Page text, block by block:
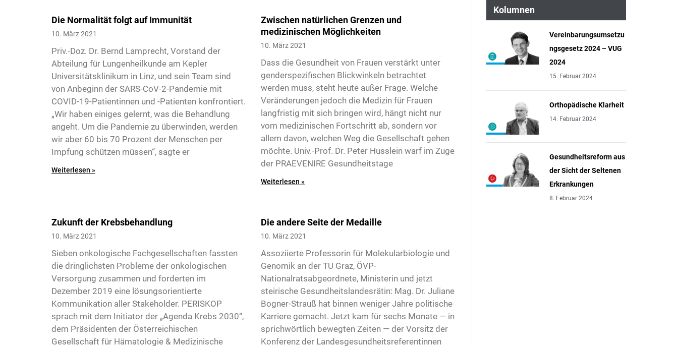
Die Normalität folgt auf Immunität
10. März 2021
Priv.-Doz. Dr. Bernd Lamprecht, Vorstand der
Abteilung für Lungenheil­­kunde am Kepler
Universitätsklinikum in Linz, und sein Team sind
von Anbeginn der SARS-CoV-2-Pandemie mit
COVID-19-Patientinnen und -Patienten konfrontiert.
„Wir haben einiges gelernt, was die Behandlung
angeht. Um die Pandemie zu überwinden, werden
wir aber 60 bis 70 Prozent der Menschen per
Impfung schützen müssen“, sagte er
Weiterlesen »
Zwischen natürlichen Grenzen und
medizinischen Möglichkeiten
10. März 2021
Dass die Gesundheit von Frauen verstärkt unter
genderspezifischen Blickwinkeln betrachtet
werden muss, steht heute außer Frage. Welche
Veränderungen jedoch die Medizin für Frauen
langfristig mit sich bringen wird, hängt nicht nur
vom medizinischen Fortschritt ab, sondern vor
allem davon, welchen Weg die Gesellschaft gehen
möchte. Univ.-Prof. Dr. Peter Husslein warf im Zuge
der PRAEVENIRE Gesundheitstage
Weiterlesen »
Zukunft der Krebsbehandlung
10. März 2021
Sieben onkologische Fachgesellschaften fassten
die dringlichsten Probleme der onkologischen
Versorgung zusammen und forderten im
Dezember 2019 eine lösungs­orientierte
Kommunikation aller Stakeholder. PERISKOP
sprach mit dem Initiator der „Agenda Krebs 2030“,
dem Präsidenten der Österreichischen
Gesellschaft für Hämatologie & Medizinische
Die andere Seite der Medaille
10. März 2021
Assoziierte Professorin für Molekularbiologie und
Genomik an der TU Graz, ÖVP-
Nationalratsabgeordnete, Ministerin und jetzt
steirische Gesundheitslandesrätin: Mag. Dr. Juliane
Bogner-Strauß hat binnen weniger Jahre politische
Karriere gemacht. Jetzt kam für sechs Monate — in
sprichwörtlich bewegten Zeiten — der Vorsitz der
Konferenz der Landesgesundheitsreferentinnen
Kolumnen
Vereinbarungsumsetzu
ngsgesetz 2024 – VUG
2024
15. Februar 2024
Orthopädische Klarheit
14. Februar 2024
Gesundheitsreform aus
der Sicht der Seltenen
Erkrankungen
8. Februar 2024